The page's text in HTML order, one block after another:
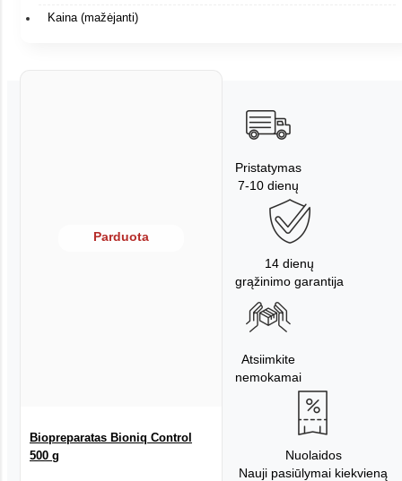
Kaina (mažėjanti)
Parduota
Biopreparatas Bioniq Control
500 g
Pristatymas
7-10 dienų
14 dienų
grąžinimo garantija
Atsiimkite
nemokamai
Nuolaidos
Nauji pasiūlymai kiekvieną